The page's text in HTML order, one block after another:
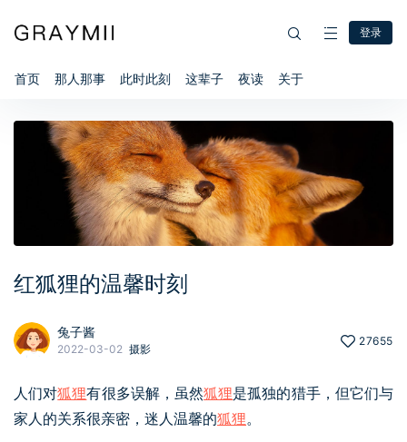
登录
首页 那人那事 此时此刻 这辈子 夜读 关于
红狐狸的温馨时刻
兔子酱
2022-03-02 摄影
27655
人们对狐狸有很多误解，虽然狐狸是孤独的猎手，但它们与
家人的关系很亲密，迷人温馨的狐狸。